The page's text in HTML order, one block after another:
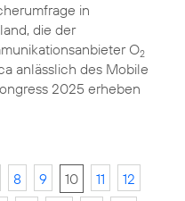
in
die der
O2
anlässlich des Mobile
2025 erheben
8 9 10 11
12